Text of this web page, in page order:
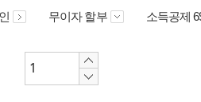
무이자 할부 소득공제